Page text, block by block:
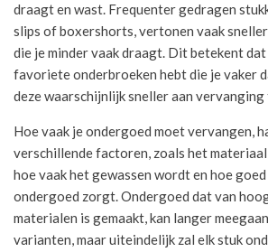
draagt en wast. Frequenter gedragen
slips of boxershorts, vertonen vaak
die je minder vaak draagt. Dit betekent dat
favoriete onderbroeken hebt die je vaker
deze waarschijnlijk sneller aan vervanging
Hoe vaak je ondergoed moet vervangen,
verschillende factoren, zoals het
hoe vaak het gewassen wordt en hoe
ondergoed zorgt. Ondergoed dat van
materialen is gemaakt, kan langer
varianten, maar uiteindelijk zal elk stuk